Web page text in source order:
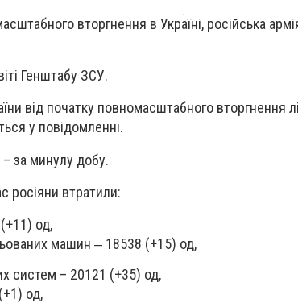
вторгнення в Україні, російська
Генштабу ЗСУ.
від початку повномасштабного вторгнення
у повідомленні.
за минулу добу.
росіяни втратили:
од,
машин ‒ 18538 (+15) од,
систем – 20121 (+35) од,
од,